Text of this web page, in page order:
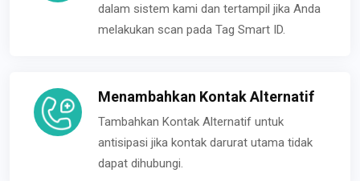
dalam sistem kami dan tertampil jika Anda
melakukan scan pada Tag Smart ID.
Menambahkan Kontak Alternatif
Tambahkan Kontak Alternatif untuk
antisipasi jika kontak darurat utama tidak
dapat dihubungi.